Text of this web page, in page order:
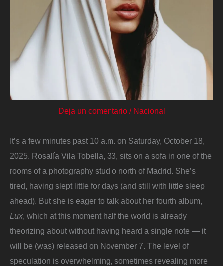
Deja un comentario / Nacional
It’s a few minutes past 10 a.m. on Saturday, October 18,
2025. Rosalía Vila Tobella, 33, sits on a sofa in one of the
rooms of a photography studio north of Madrid. She’s
tired, having slept little for days (and still with little sleep
ahead). But she is eager to talk about her fourth album,
Lux, which at this moment half the world is already
theorizing about without having heard a single note — it
will be (was) released on November 7. The level of
speculation is overwhelming, sometimes revealing more